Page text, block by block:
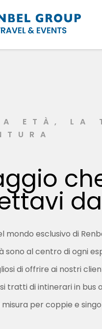
ETÀ, LA
mondo esclusivo di
sono al centro di ogni
di offrire ai nostri
tratti di intinerari in bus
misura per coppie e